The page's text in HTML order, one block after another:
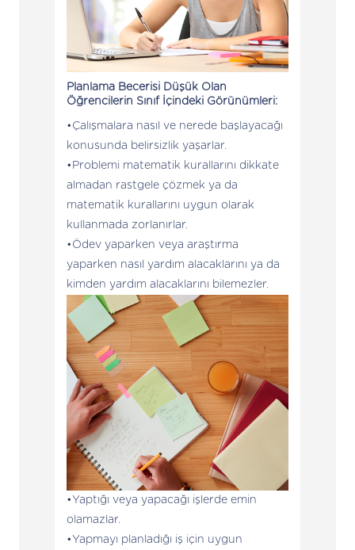
Planlama Becerisi Düşük Olan
Öğrencilerin Sınıf İçindeki Görünümleri:
Çalışmalara nasıl ve nerede başlayacağı
konusunda belirsizlik yaşarlar.
Problemi matematik kurallarını dikkate
almadan rastgele çözmek ya da
matematik kurallarını uygun olarak
kullanmada zorlanırlar.
Ödev yaparken veya araştırma
yaparken nasıl yardım alacaklarını ya da
kimden yardım alacaklarını bilemezler.
Yaptığı veya yapacağı işlerde emin
olamazlar.
Yapmayı planladığı iş için uygun